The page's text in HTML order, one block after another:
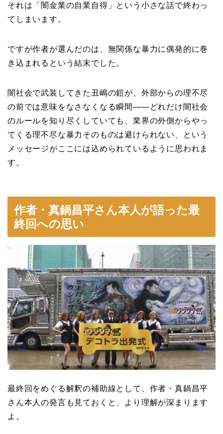
それは「闇金業の自業自得」という小さな話で終わっ
てしまいます。
ですが作者が選んだのは、無関係な暴力に偶発的に巻
き込まれるという結末でした。
闇社会で武装してきた丑嶋の鎧が、外部からの理不尽
の前では意味をなさなくなる瞬間——どれだけ闇社会
のルールを知り尽くしていても、業界の外側からやっ
てくる理不尽な暴力そのものは避けられない、という
メッセージがここには込められているように思われま
す。
作者・真鍋昌平さん本人が語った最
終回への思い
最終回をめぐる解釈の補助線として、作者・真鍋昌平
さん本人の発言も見ておくと、より理解が深まります
よ。